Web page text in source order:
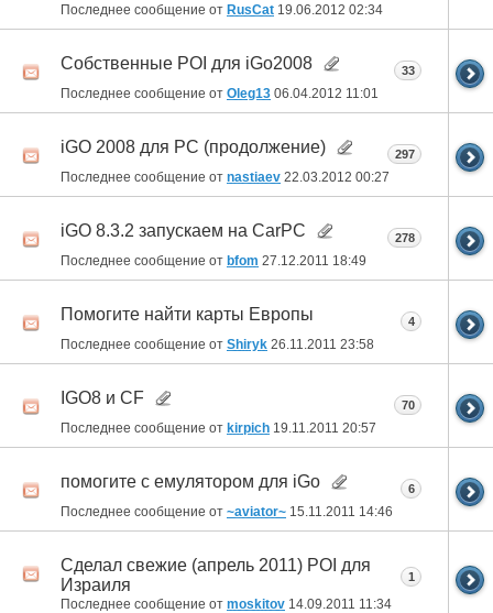
Последнее сообщение от RusCat 19.06.2012 02:34
Собственные POI для iGo2008
Последнее сообщение от Oleg13 06.04.2012 11:01
33
iGO 2008 для PC (продолжение)
Последнее сообщение от nastiaev 22.03.2012 00:27
297
iGO 8.3.2 запускаем на CarPC
Последнее сообщение от bfom 27.12.2011 18:49
278
Помогите найти карты Европы
Последнее сообщение от Shiryk 26.11.2011 23:58
4
IGO8 и CF
Последнее сообщение от kirpich 19.11.2011 20:57
70
помогите с емулятором для iGo
Последнее сообщение от ~aviator~ 15.11.2011 14:46
6
Сделал свежие (апрель 2011) POI для
Израиля
Последнее сообщение от moskitov 14.09.2011 11:34
1